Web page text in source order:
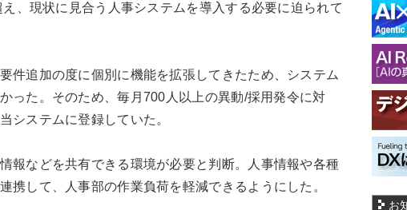
、現状に見合う人事システムを導入する必要に迫られて
件追加の度に個別に機能を拡張してきたため、システム
った。そのため、毎月700人以上の異動/採用発令に対
システムに登録していた。
報などを共有できる環境が必要と判断。人事情報や各種
携して、人事部の作業負荷を軽減できるようにした。
お